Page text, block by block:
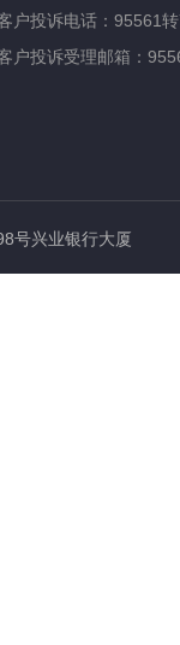
户投诉电话：95561
户投诉受理邮箱：
号兴业银行大厦